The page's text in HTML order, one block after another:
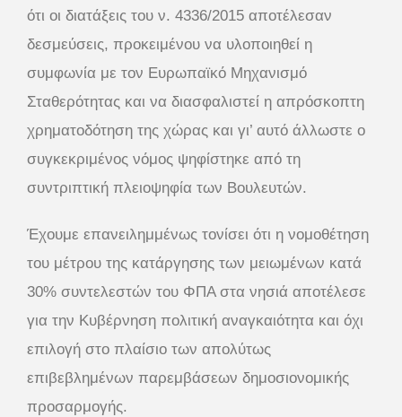
ότι οι διατάξεις του ν. 4336/2015 αποτέλεσαν
δεσμεύσεις, προκειμένου να υλοποιηθεί η
συμφωνία με τον Ευρωπαϊκό Μηχανισμό
Σταθερότητας και να διασφαλιστεί η απρόσκοπτη
χρηματοδότηση της χώρας και γι’ αυτό άλλωστε ο
συγκεκριμένος νόμος ψηφίστηκε από τη
συντριπτική πλειοψηφία των Βουλευτών.
Έχουμε επανειλημμένως τονίσει ότι η νομοθέτηση
του μέτρου της κατάργησης των μειωμένων κατά
30% συντελεστών του ΦΠΑ στα νησιά αποτέλεσε
για την Κυβέρνηση πολιτική αναγκαιότητα και όχι
επιλογή στο πλαίσιο των απολύτως
επιβεβλημένων παρεμβάσεων δημοσιονομικής
προσαρμογής.